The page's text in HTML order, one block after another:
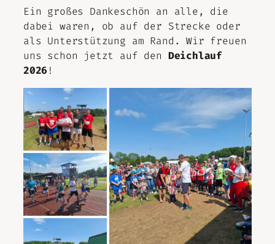
Ein großes Dankeschön an alle, die
dabei waren, ob auf der Strecke oder
als Unterstützung am Rand. Wir freuen
uns schon jetzt auf den Deichlauf
2026 !